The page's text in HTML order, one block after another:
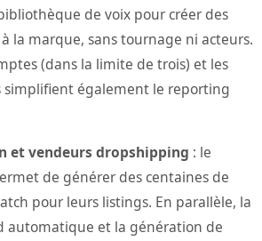
de voix pour créer des
la marque, sans tournage ni acteurs.
(dans la limite de trois) et les
simplifient également le reporting
et vendeurs dropshipping : le
de générer des centaines de
pour leurs listings. En parallèle, la
automatique et la génération de